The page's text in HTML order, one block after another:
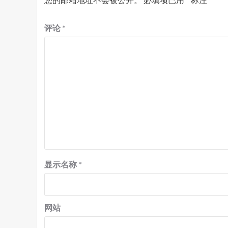
评论 *
显示名称 *
网站